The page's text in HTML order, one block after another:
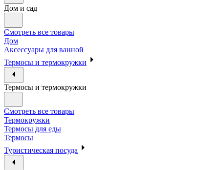
Дом и сад
Смотреть все товары
Дом
Аксессуары для ванной
Термосы и термокружки
Термосы и термокружки
Смотреть все товары
Термокружки
Термосы для еды
Термосы
Туристическая посуда